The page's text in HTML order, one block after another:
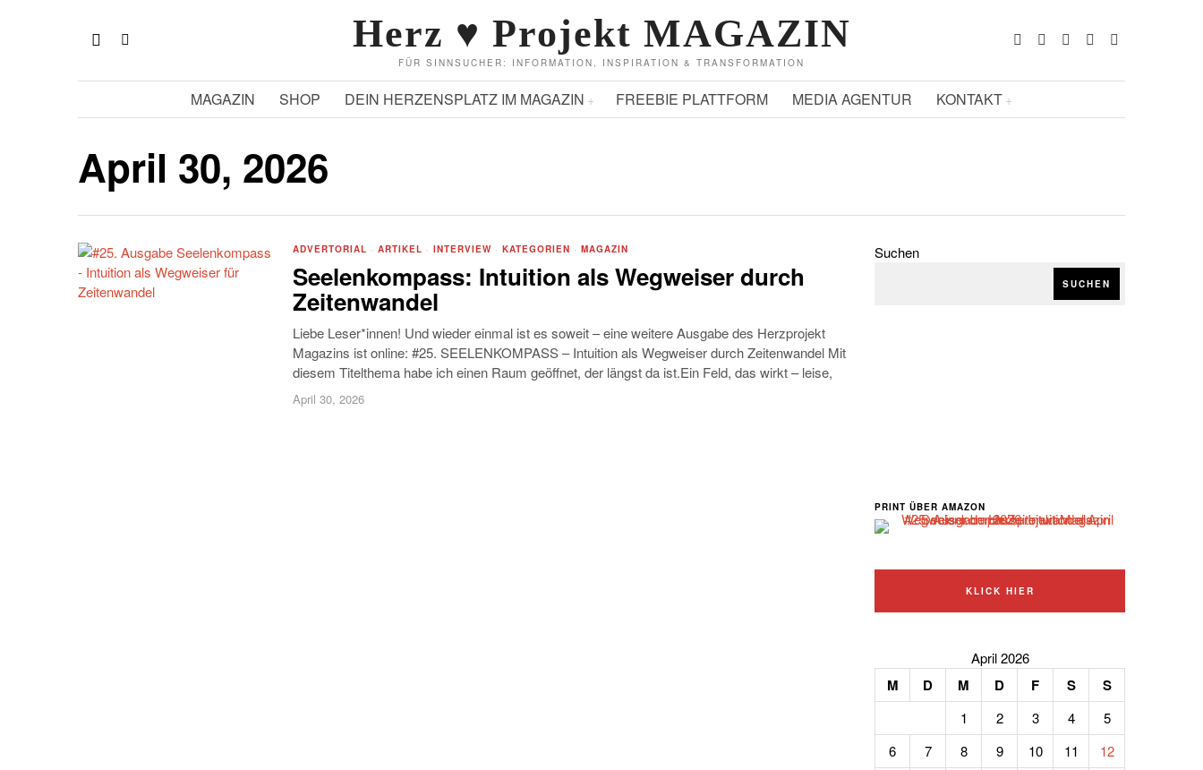
Herz ♥ Projekt MAGAZIN
FÜR SINNSUCHER: INFORMATION, INSPIRATION & TRANSFORMATION
MAGAZIN SHOP DEIN HERZENSPLATZ IM MAGAZIN FREEBIE PLATTFORM MEDIA AGENTUR KONTAKT
April 30, 2026
ADVERTORIAL · ARTIKEL · INTERVIEW · KATEGORIEN · MAGAZIN
Seelenkompass: Intuition als Wegweiser durch
Zeitenwandel
Liebe Leser*innen! Und wieder einmal ist es soweit – eine weitere Ausgabe des Herzprojekt
Magazins ist online: #25. SEELENKOMPASS – Intuition als Wegweiser durch Zeitenwandel Mit
diesem Titelthema habe ich einen Raum geöffnet, der längst da ist.Ein Feld, das wirkt – leise,
April 30, 2026
Suchen
SUCHEN
PRINT ÜBER AMAZON
KLICK HIER
April 2026
M D M D F S S
1 2 3 4
5
6
7 8 9 10 11
12